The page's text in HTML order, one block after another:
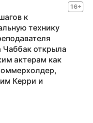
16+
к
технику
Чаббак открыла
актерам как
Керри и